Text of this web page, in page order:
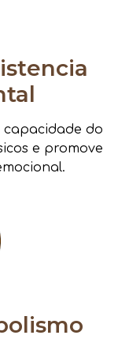
do
e promove